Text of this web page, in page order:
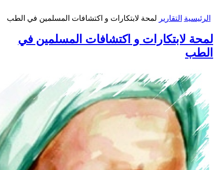
الرئيسية التقارير لمحة لابتكارات و اكتشافات المسلمين في الطب
لمحة لابتكارات و اكتشافات المسلمين في
الطب